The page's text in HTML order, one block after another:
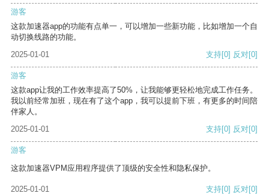
游客
这款加速器app的功能有点单一，可以增加一些新功能，比如增加一个自
动切换线路的功能。
2025-01-01
支持[0] 反对[0]
游客
这款app让我的工作效率提高了50%，让我能够更轻松地完成工作任务。
我以前经常加班，现在有了这个app，我可以提前下班，有更多的时间陪
伴家人。
2025-01-01
支持[0] 反对[0]
游客
这款加速器VPM应用程序提供了顶级的安全性和隐私保护。
2025-01-01 支持[0] 反对[0]